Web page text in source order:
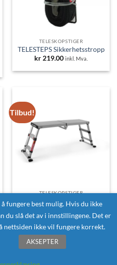
TELESKOPSTIGER
TELESTEPS Sikkerhetsstropp
kr219.00 inkl. Mva.
Tilbud!
TELESKOPSTIGER
TELESTEPS Solid Line
Plattform
kr6,419.00 Opprinnelig
var:
kr 6,419.00.
kr5,390.00
pris
er:
inkl. Mva.
fungere best mulig. Hvis du ikke
du slå det av i innstillingene. Det er
nettsiden ikke vil fungere korrekt.
AKSEPTER